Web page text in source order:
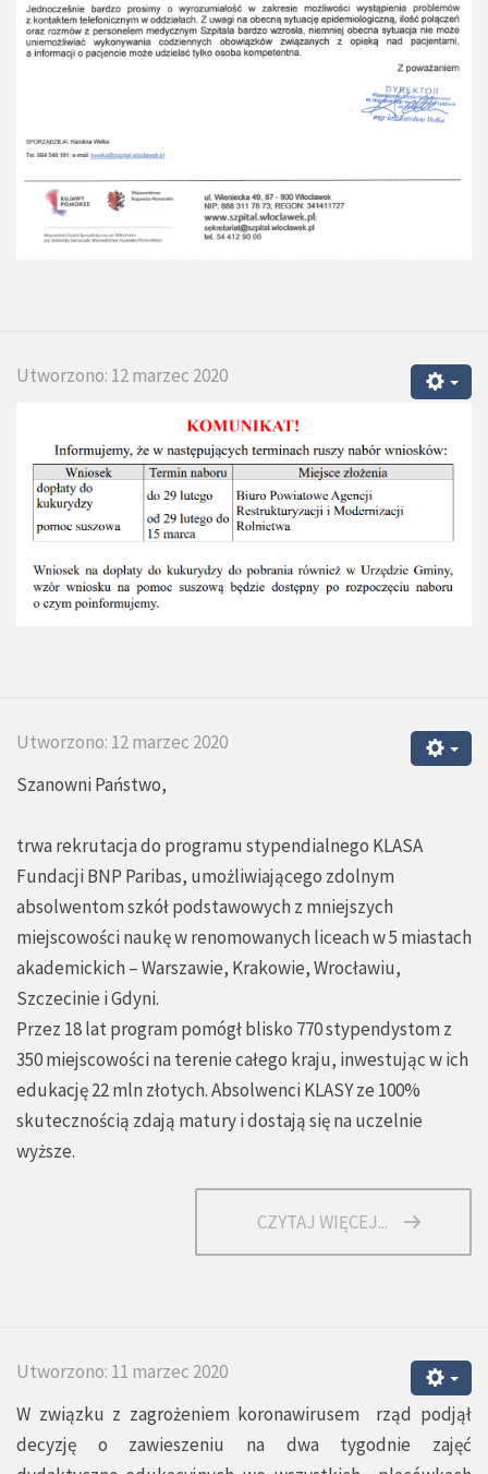
Utworzono: 12 marzec 2020
Utworzono: 12 marzec 2020
Szanowni Państwo,
trwa rekrutacja do programu stypendialnego KLASA
Fundacji BNP Paribas, umożliwiającego zdolnym
absolwentom szkół podstawowych z mniejszych
miejscowości naukę w renomowanych liceach w 5 miastach
akademickich – Warszawie, Krakowie, Wrocławiu,
Szczecinie i Gdyni.
Przez 18 lat program pomógł blisko 770 stypendystom z
350 miejscowości na terenie całego kraju, inwestując w ich
edukację 22 mln złotych. Absolwenci KLASY ze 100%
skutecznością zdają matury i dostają się na uczelnie
wyższe.
CZYTAJ WIĘCEJ...
Utworzono: 11 marzec 2020
W związku z zagrożeniem koronawirusem rząd podjął
decyzję o zawieszeniu na dwa tygodnie zajęć